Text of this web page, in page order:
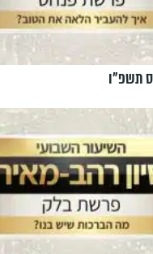
תשפ"ו